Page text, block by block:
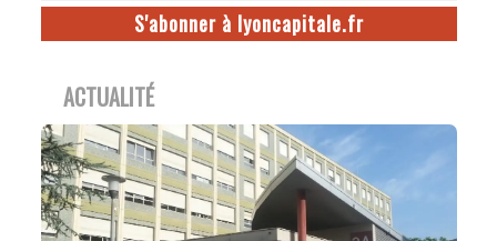
S'abonner à lyoncapitale.fr
ACTUALITÉ